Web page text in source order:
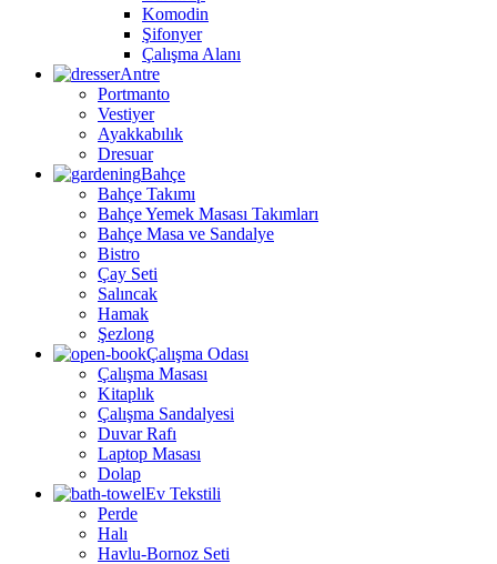
Komodin
Şifonyer
Çalışma Alanı
Antre
Portmanto
Vestiyer
Ayakkabılık
Dresuar
Bahçe
Bahçe Takımı
Bahçe Yemek Masası Takımları
Bahçe Masa ve Sandalye
Bistro
Çay Seti
Salıncak
Hamak
Şezlong
Çalışma Odası
Çalışma Masası
Kitaplık
Çalışma Sandalyesi
Duvar Rafı
Laptop Masası
Dolap
Ev Tekstili
Perde
Halı
Havlu-Bornoz Seti